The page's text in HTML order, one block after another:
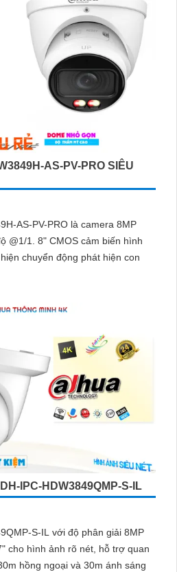
AS-PV-PRO SIÊU
AS-PV-PRO là camera 8MP
@1/1. 8" CMOS cảm biến hình
chuyển động phát hiện con
IPC-HDW3849QMP-S-IL
S-IL với độ phân giải 8MP
cho hình ảnh rõ nét, hỗ trợ quan
hồng ngoại và 30m ánh sáng